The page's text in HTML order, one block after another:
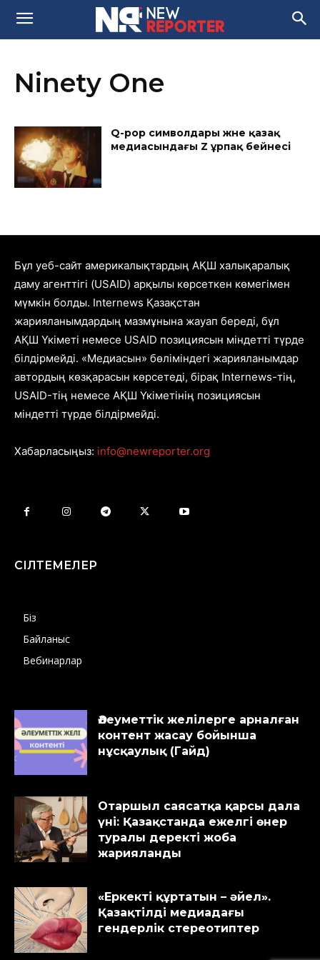
Ninety One
Q-pop символдары және қазақ
медиасындағы Z ұрпақ бейнесі
Бұл уеб-сайт америкалықтардың АҚШ халықаралық
даму агенттігі (USAID) арқылы көрсеткен көмегімен
мүмкін болды. Internews Қазақстан
жарияланымдардың мазмұнына жауап береді, бұл
АҚШ Үкіметі немесе USAID позициясын міндетті түрде
білдірмейді. «Медиасын» бөліміндегі жарияланымдар
автордың көзқарасын көрсетеді, бірақ Internews-тің,
USAID-тің немесе АҚШ Үкіметінің позициясын
міндетті түрде білдірмейді.
Хабарласыңыз: info@newreporter.org
СІЛТЕМЕЛЕР
Біз
Байланыс
Вебинарлар
Әлеуметтік желілерге арналған
контент жасау бойынша
нұсқаулық (Гайд)
Отаршыл саясатқа қарсы дала
үні: Қазақстанда ежелгі өнер
туралы деректі жоба
жарияланды
«Еркекті құртатын – әйел».
Қазақтілді медиадағы
гендерлік стереотиптер